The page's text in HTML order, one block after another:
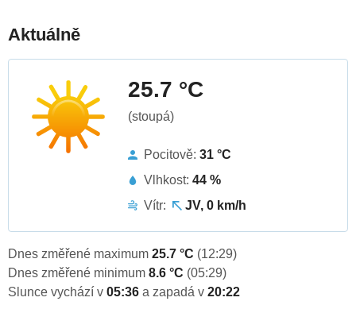
Aktuálně
25.7 °C
(stoupá)
Pocitově: 31 °C
Vlhkost: 44 %
Vítr:
JV, 0 km/h
Dnes změřené maximum 25.7 °C (12:29)
Dnes změřené minimum 8.6 °C (05:29)
Slunce vychází v 05:36 a zapadá v 20:22